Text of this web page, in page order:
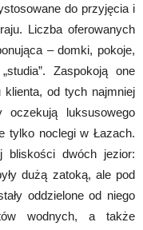
do przyjęcia i
Liczba oferowanych
– domki, pokoje,
Zaspokoją one
od tych najmniej
luksusowego
tylko noclegi w Łazach.
bliskości dwóch jezior:
dużą zatoką, ale pod
oddzielone od niego
wodnych, a także